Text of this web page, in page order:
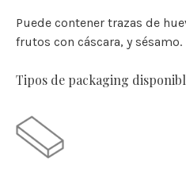
Puede contener trazas de
frutos con cáscara, y sésamo.
Tipos de packaging